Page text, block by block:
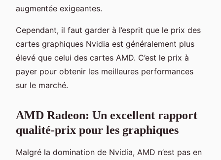
augmentée exigeantes.
Cependant, il faut garder à l’esprit que le prix des
cartes graphiques Nvidia est généralement plus
élevé que celui des cartes AMD. C’est le prix à
payer pour obtenir les meilleures performances
sur le marché.
AMD Radeon: Un excellent rapport
qualité-prix pour les graphiques
Malgré la domination de Nvidia, AMD n’est pas en